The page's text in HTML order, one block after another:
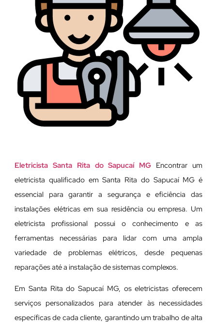
Eletricista Santa Rita do Sapucaí MG Encontrar um
eletricista qualificado em Santa Rita do Sapucaí MG é
essencial para garantir a segurança e eficiência das
instalações elétricas em sua residência ou empresa. Um
eletricista profissional possui o conhecimento e as
ferramentas necessárias para lidar com uma ampla
variedade de problemas elétricos, desde pequenas
reparações até a instalação de sistemas complexos.
Em Santa Rita do Sapucaí MG, os eletricistas oferecem
serviços personalizados para atender às necessidades
específicas de cada cliente, garantindo um trabalho de alta